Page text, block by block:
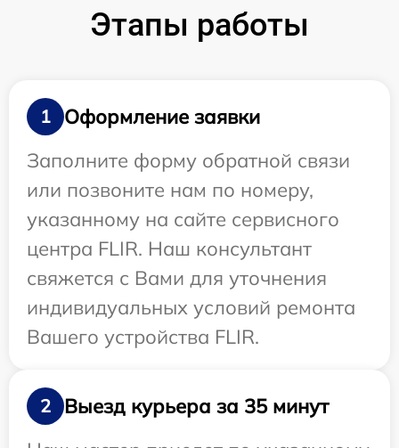
Этапы работы
1
Оформление заявки
Заполните форму обратной связи
или позвоните нам по номеру,
указанному на сайте сервисного
центра FLIR. Наш консультант
свяжется с Вами для уточнения
индивидуальных условий ремонта
Вашего устройства FLIR.
2
Выезд курьера за 35 минут